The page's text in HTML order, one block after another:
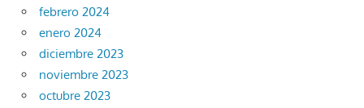
febrero 2024
enero 2024
diciembre 2023
noviembre 2023
octubre 2023